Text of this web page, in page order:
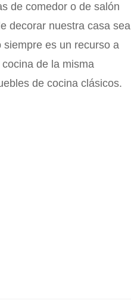
de comedor o de salón
decorar nuestra casa sea
es un recurso a
de la misma
de cocina clásicos.